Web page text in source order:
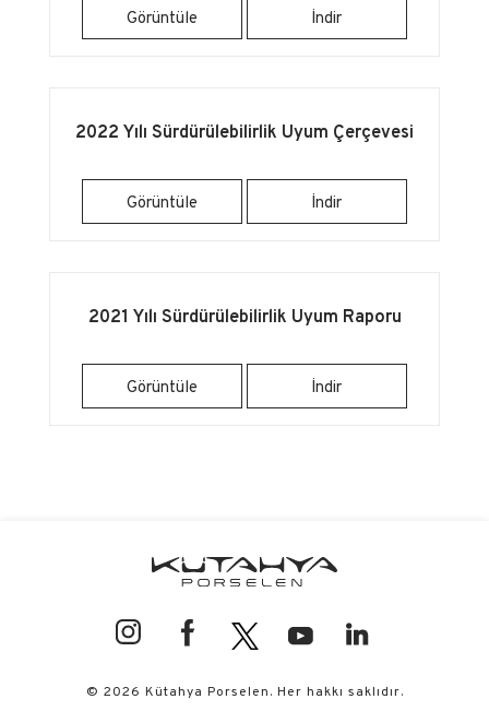
Görüntüle İndir
2022 Yılı Sürdürülebilirlik Uyum Çerçevesi
Görüntüle İndir
2021 Yılı Sürdürülebilirlik Uyum Raporu
Görüntüle İndir
© 2026 Kütahya Porselen. Her hakkı saklıdır.